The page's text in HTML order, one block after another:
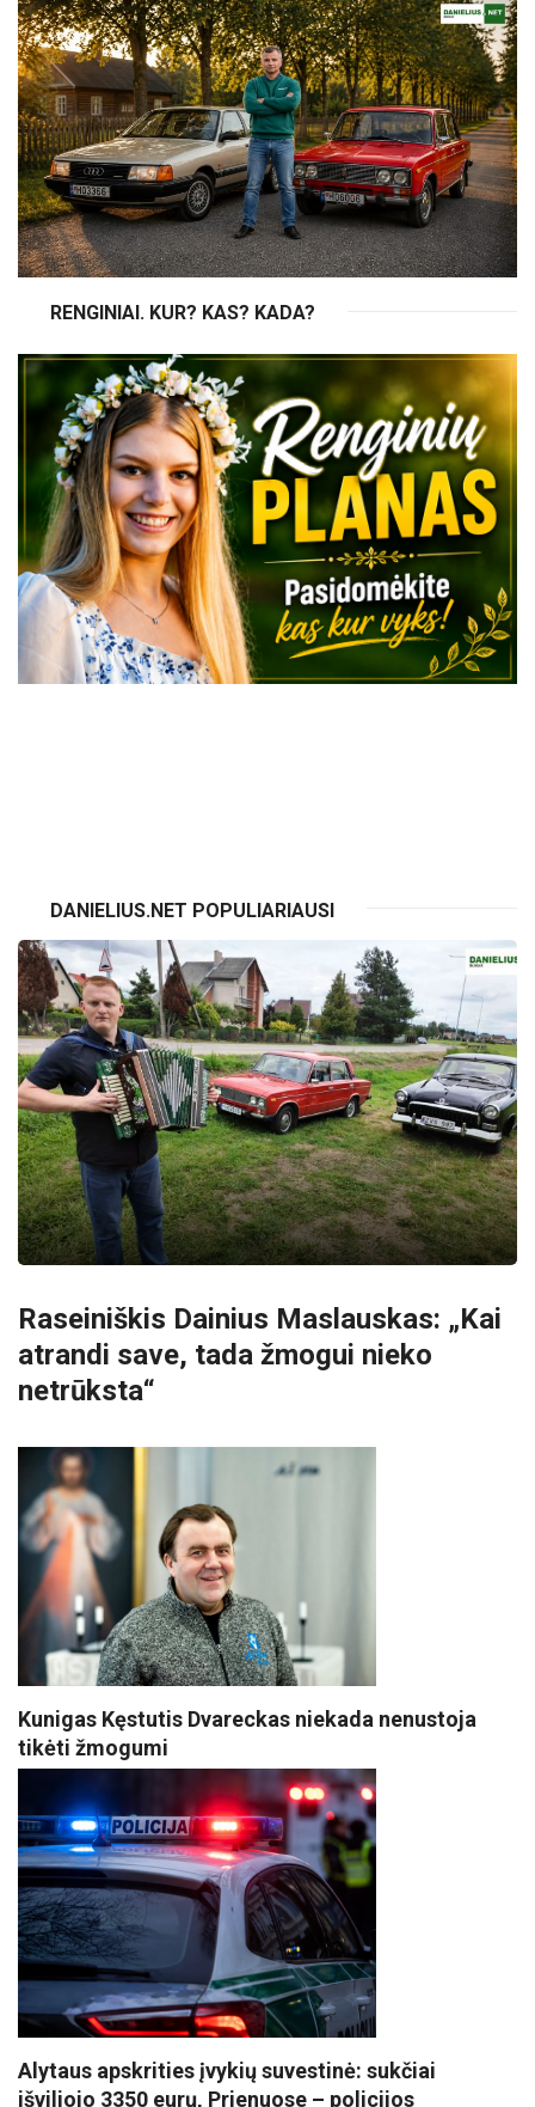
RENGINIAI. KUR? KAS? KADA?
DANIELIUS.NET POPULIARIAUSI
Raseiniškis Dainius Maslauskas: „Kai
atrandi save, tada žmogui nieko
netrūksta“
Kunigas Kęstutis Dvareckas niekada nenustoja
tikėti žmogumi
Alytaus apskrities įvykių suvestinė: sukčiai
išviliojo 3350 eurų, Prienuose – policijos